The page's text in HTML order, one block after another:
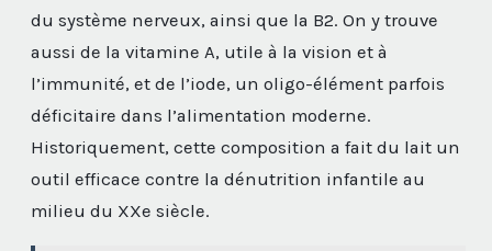
du système nerveux, ainsi que la B2. On y trouve
aussi de la vitamine A, utile à la vision et à
l’immunité, et de l’iode, un oligo-élément parfois
déficitaire dans l’alimentation moderne.
Historiquement, cette composition a fait du lait un
outil efficace contre la dénutrition infantile au
milieu du XXe siècle.